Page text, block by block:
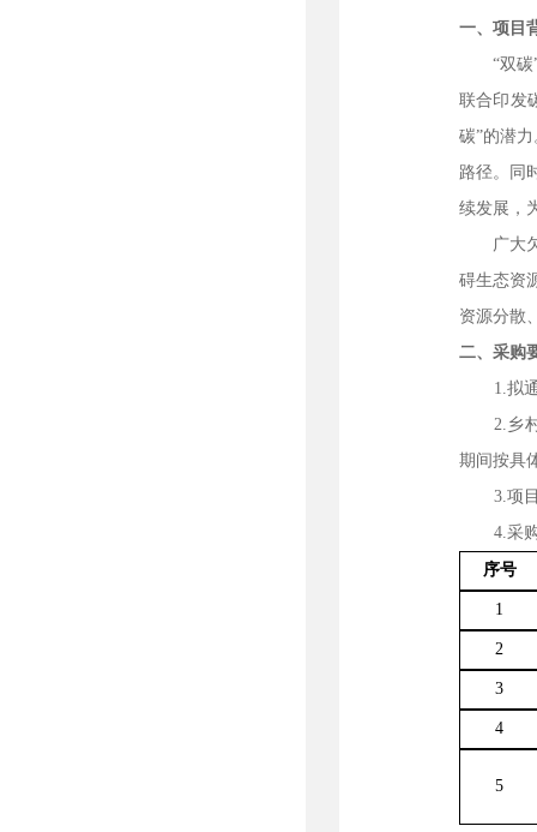
一、项目
“双
联合印发
碳”的潜力
路径。同
续发展，
广大
碍生态资
资源分散
二、采购
1.拟
2.乡
期间按具
3.项
4.采
序号
1
2
3
4
5